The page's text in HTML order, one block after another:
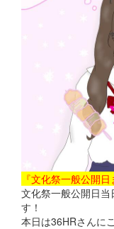
『文化祭一般公開日
文化祭一般公開日
す！
本日は36HRさんに